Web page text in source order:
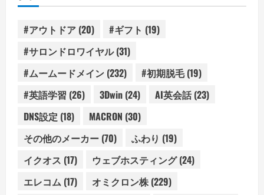
#アウトドア (20) #ギフト (19)
#サロンドロワイヤル(31)
#ムームードメイン (232) #初期脱毛(19)
#英語学習 (26) 3Dwin (24) AI英会話(23)
DNS設定 (18) MACRON (30)
その他のメーカー (70) ふわり (19)
イクオス (17) ウェブホスティング(24)
エレコム (17) オミクロン株(229)